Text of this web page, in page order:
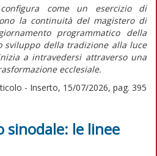
come un esercizio di
la continuità del magistero di
programmatico della
sviluppo della tradizione alla luce
a intravedersi attraverso una
ecclesiale.
- Inserto, 15/07/2026, pag. 395
sinodale: le linee